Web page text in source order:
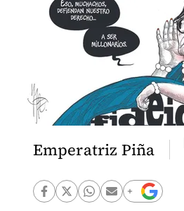
Emperatriz Piña